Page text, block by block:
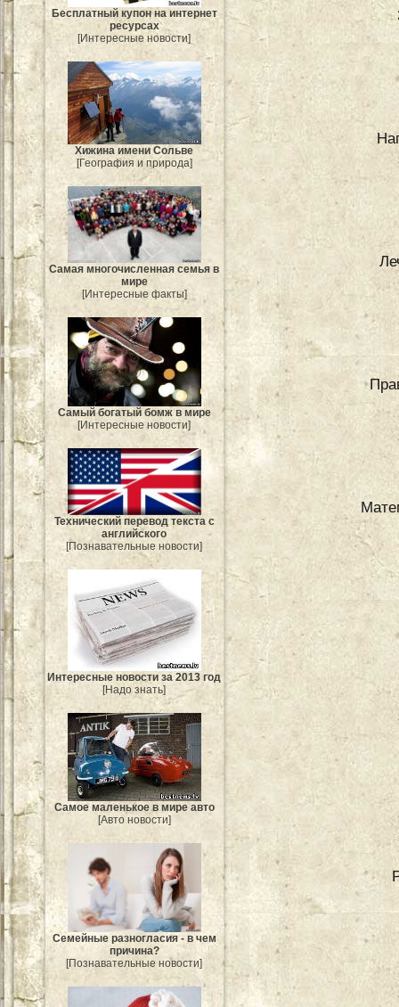
Бесплатный купон на интернет
ресурсах
[Интересные новости]
Хижина имени Сольве
[География и природа]
Самая многочисленная семья в
мире
[Интересные факты]
Самый богатый бомж в мире
[Интересные новости]
Технический перевод текста с
английского
[Познавательные новости]
Интересные новости за 2013 год
[Надо знать]
Самое маленькое в мире авто
[Авто новости]
Семейные разногласия - в чем
причина?
[Познавательные новости]